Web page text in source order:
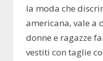
la moda che
americana, vale a
donne e ragazze
vestiti con taglie